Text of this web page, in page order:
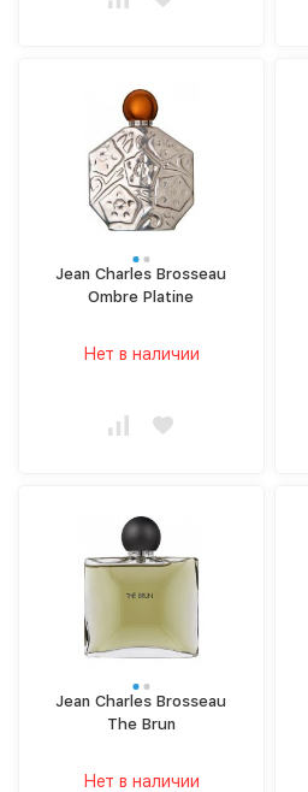
Jean Charles Brosseau
Ombre Platine
Нет в наличии
Jean Charles Brosseau
The Brun
Нет в наличии